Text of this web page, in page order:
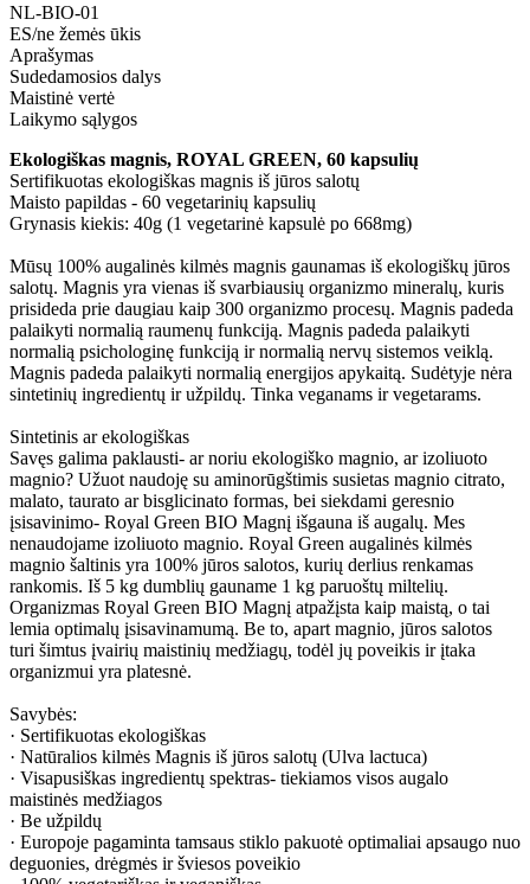
NL-BIO-01
ES/ne žemės ūkis
Aprašymas
Sudedamosios dalys
Maistinė vertė
Laikymo sąlygos
Ekologiškas magnis, ROYAL GREEN, 60 kapsulių
Sertifikuotas ekologiškas magnis iš jūros salotų
Maisto papildas - 60 vegetarinių kapsulių
Grynasis kiekis: 40g (1 vegetarinė kapsulė po 668mg)
Mūsų 100% augalinės kilmės magnis gaunamas iš ekologiškų jūros
salotų. Magnis yra vienas iš svarbiausių organizmo mineralų, kuris
prisideda prie daugiau kaip 300 organizmo procesų. Magnis padeda
palaikyti normalią raumenų funkciją. Magnis padeda palaikyti
normalią psichologinę funkciją ir normalią nervų sistemos veiklą.
Magnis padeda palaikyti normalią energijos apykaitą. Sudėtyje nėra
sintetinių ingredientų ir užpildų. Tinka veganams ir vegetarams.
Sintetinis ar ekologiškas
Savęs galima paklausti- ar noriu ekologiško magnio, ar izoliuoto
magnio? Užuot naudoję su aminorūgštimis susietas magnio citrato,
malato, taurato ar bisglicinato formas, bei siekdami geresnio
įsisavinimo- Royal Green BIO Magnį išgauna iš augalų. Mes
nenaudojame izoliuoto magnio. Royal Green augalinės kilmės
magnio šaltinis yra 100% jūros salotos, kurių derlius renkamas
rankomis. Iš 5 kg dumblių gauname 1 kg paruoštų miltelių.
Organizmas Royal Green BIO Magnį atpažįsta kaip maistą, o tai
lemia optimalų įsisavinamumą. Be to, apart magnio, jūros salotos
turi šimtus įvairių maistinių medžiagų, todėl jų poveikis ir įtaka
organizmui yra platesnė.
Savybės:
· Sertifikuotas ekologiškas
· Natūralios kilmės Magnis iš jūros salotų (Ulva lactuca)
· Visapusiškas ingredientų spektras- tiekiamos visos augalo
maistinės medžiagos
· Be užpildų
· Europoje pagaminta tamsaus stiklo pakuotė optimaliai apsaugo nuo
deguonies, drėgmės ir šviesos poveikio